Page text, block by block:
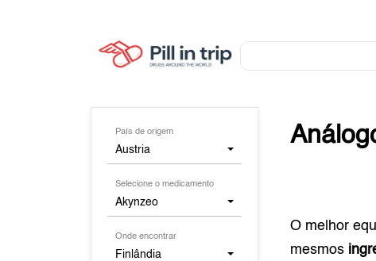
País de origem
Austria
Selecione o medicamento
Akynzeo
Onde encontrar
Finlândia
O melhor
mesmos